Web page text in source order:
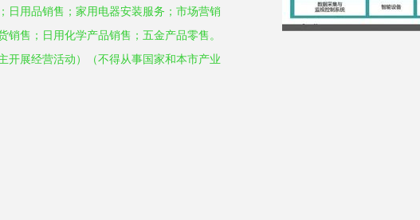
日用品销售；家用电器安装服务；市场营销
售；日用化学产品销售；五金产品零售。
开展经营活动）（不得从事国家和本市产业